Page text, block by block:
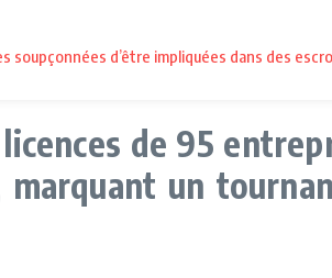
soupçonnées d’être impliquées dans des
de 95
marquant un